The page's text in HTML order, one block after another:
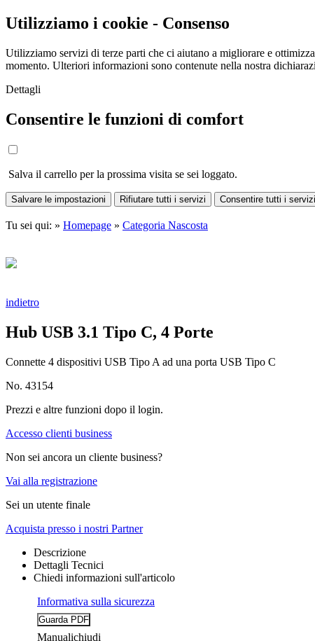
Utilizziamo i cookie - Consenso
Utilizziamo servizi di terze parti che ci aiutano a migliorare e
momento. Ulteriori informazioni sono contenute nella nostra
Dettagli
Consentire le funzioni di comfort
Salva il carrello per la prossima visita se sei loggato.
Salvare le impostazioni Rifiutare tutti i servizi Consentire tutti i servizi
Tu sei qui: » Homepage » Categoria Nascosta
indietro
Hub USB 3.1 Tipo C, 4 Porte
Connette 4 dispositivi USB Tipo A ad una porta USB Tipo C
No. 43154
Prezzi e altre funzioni dopo il login.
Accesso clienti business
Non sei ancora un cliente business?
Vai alla registrazione
Sei un utente finale
Acquista presso i nostri Partner
Descrizione
Dettagli Tecnici
Chiedi informazioni sull'articolo
Informativa sulla sicurezza
Manualichiudi